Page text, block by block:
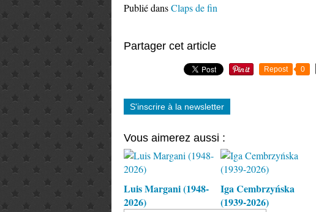
Publié dansClaps de fin
Partager cet article
Repost 0
S'inscrire à la newsletter
Vous aimerez aussi :
Luis Margani (1948-
2026)
Iga Cembrzyńska
(1939-2026)